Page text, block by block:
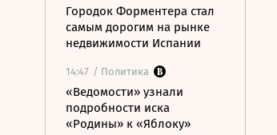
Городок Форментера стал
самым дорогим на рынке
недвижимости Испании
14:47 / Политика
«Ведомости» узнали
подробности иска
«Родины» к «Яблоку»